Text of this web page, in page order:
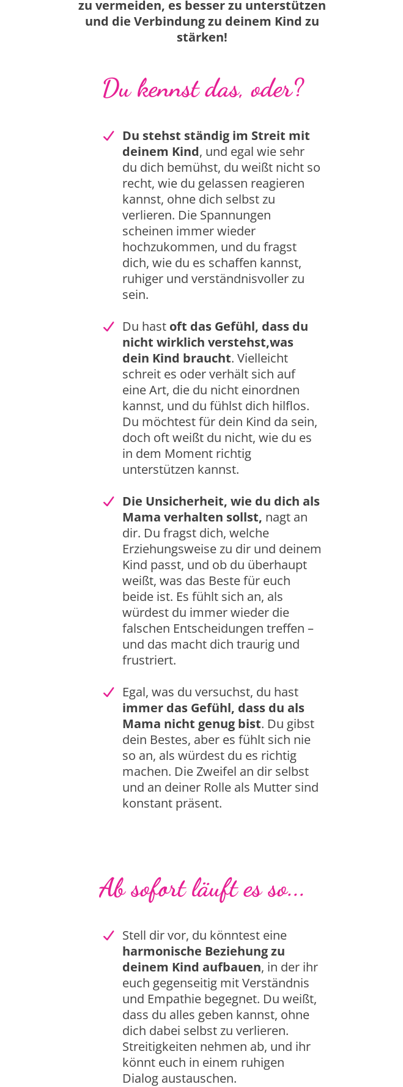
zu vermeiden, es besser zu unterstützen
und die Verbindung zu deinem Kind zu
stärken!
Du kennst das, oder?
Du stehst ständig im Streit mit
deinem Kind, und egal wie sehr
du dich bemühst, du weißt nicht so
recht, wie du gelassen reagieren
kannst, ohne dich selbst zu
verlieren. Die Spannungen
scheinen immer wieder
hochzukommen, und du fragst
dich, wie du es schaffen kannst,
ruhiger und verständnisvoller zu
sein.
Du hast oft das Gefühl, dass du
nicht wirklich verstehst,was
dein Kind braucht. Vielleicht
schreit es oder verhält sich auf
eine Art, die du nicht einordnen
kannst, und du fühlst dich hilflos.
Du möchtest für dein Kind da sein,
doch oft weißt du nicht, wie du es
in dem Moment richtig
unterstützen kannst.
Die Unsicherheit, wie du dich als
Mama verhalten sollst, nagt an
dir. Du fragst dich, welche
Erziehungsweise zu dir und deinem
Kind passt, und ob du überhaupt
weißt, was das Beste für euch
beide ist. Es fühlt sich an, als
würdest du immer wieder die
falschen Entscheidungen treffen –
und das macht dich traurig und
frustriert.
Egal, was du versuchst, du hast
immer das Gefühl, dass du als
Mama nicht genug bist. Du gibst
dein Bestes, aber es fühlt sich nie
so an, als würdest du es richtig
machen. Die Zweifel an dir selbst
und an deiner Rolle als Mutter sind
konstant präsent.
Ab sofort läuft es so...
Stell dir vor, du könntest eine
harmonische Beziehung zu
deinem Kind aufbauen, in der ihr
euch gegenseitig mit Verständnis
und Empathie begegnet. Du weißt,
dass du alles geben kannst, ohne
dich dabei selbst zu verlieren.
Streitigkeiten nehmen ab, und ihr
könnt euch in einem ruhigen
Dialog austauschen.